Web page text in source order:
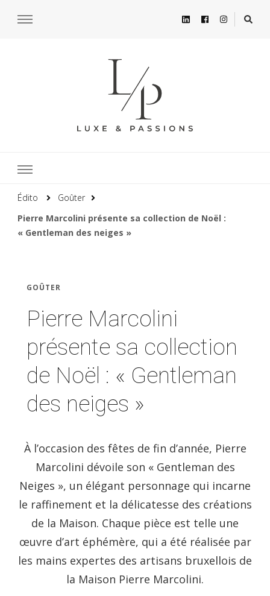
Édito
Goûter
Pierre Marcolini présente sa collection de Noël :
« Gentleman des neiges »
GOÛTER
Pierre Marcolini
présente sa collection
de Noël : « Gentleman
des neiges »
À l’occasion des fêtes de fin d’année, Pierre
Marcolini dévoile son « Gentleman des
Neiges », un élégant personnage qui incarne
le raffinement et la délicatesse des créations
de la Maison. Chaque pièce est telle une
œuvre d’art éphémère, qui a été réalisée par
les mains expertes des artisans bruxellois de
la Maison Pierre Marcolini.